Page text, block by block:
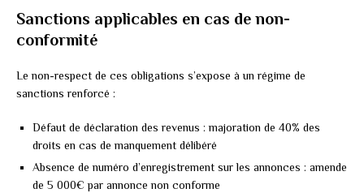
Sanctions applicables en cas de non-
conformité
Le non-respect de ces obligations s’expose à un régime de
sanctions renforcé :
Défaut de déclaration des revenus : majoration de 40% des
droits en cas de manquement délibéré
Absence de numéro d’enregistrement sur les annonces : amende
de 5 000€ par annonce non conforme